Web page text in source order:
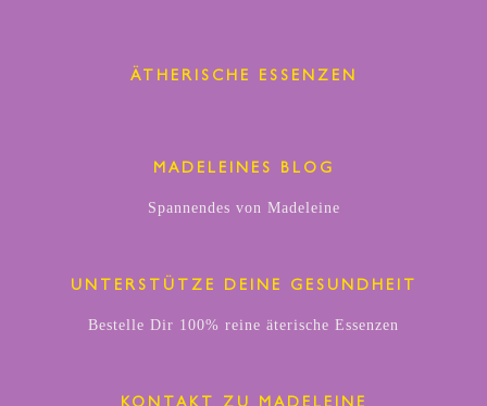
ÄTHERISCHE ESSENZEN
MADELEINES BLOG
Spannendes von Madeleine
UNTERSTÜTZE DEINE GESUNDHEIT
Bestelle Dir 100% reine äterische Essenzen